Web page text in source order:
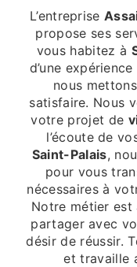
L’entreprise
propose ses
vous habitez à
d’une
nous
satisfaire. Nous
votre projet de
l’écoute de
Saint-Palais,
pour vous
nécessaires à
Notre métier
partager avec
désir de réussir.
et travaille